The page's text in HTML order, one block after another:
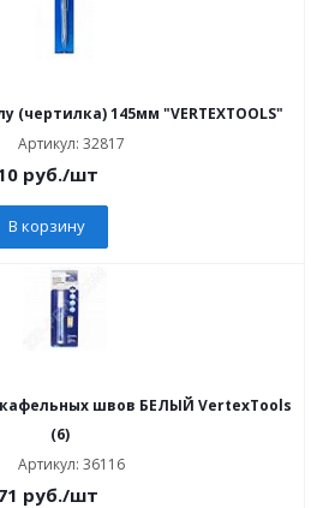
(чертилка) 145мм "VERTEXTOOLS"
Артикул: 32817
руб./шт
В корзину
швов БЕЛЫЙ VertexTools
(6)
Артикул: 36116
руб./шт